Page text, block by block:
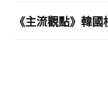
《主流觀點》韓